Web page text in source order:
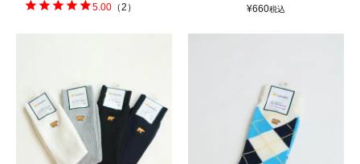
5.00 （2 ） ¥660税込